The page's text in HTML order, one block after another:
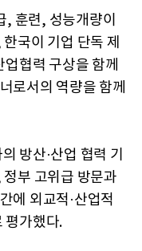
, 훈련, 성능개량이
국이 기업 단독 제
협력 구상을 함께
로서의 역량을 함께
방산·산업 협력 기
부 고위급 방문과
에 외교적·산업적
평가했다.